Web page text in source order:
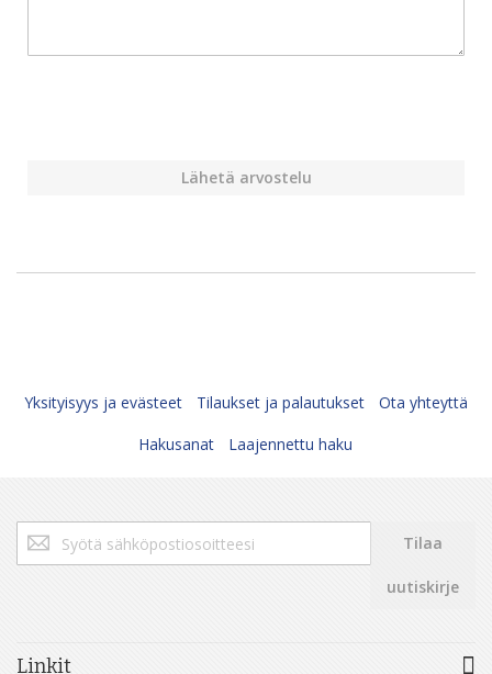
Lähetä arvostelu
Yksityisyys ja evästeet Tilaukset ja palautukset
Ota yhteyttä
Hakusanat
Laajennettu haku
Tilaa
uutiskirjeemme:
Tilaa
uutiskirje
Linkit